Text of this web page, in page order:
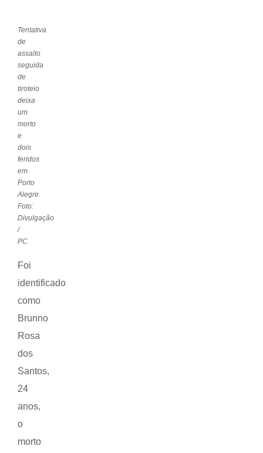
Tentativa
de
assalto
seguida
de
tiroteio
deixa
um
morto
e
dois
feridos
em
Porto
Alegre.
Foto:
Divulgação
/
PC
Foi
identificado
como
Brunno
Rosa
dos
Santos,
24
anos,
o
morto